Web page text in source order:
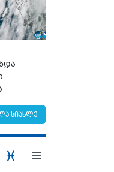
სიახლე